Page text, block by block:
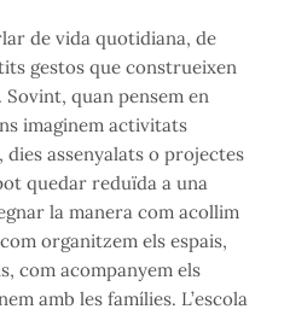
de vida quotidiana, de
gestos que construeixen
Sovint, quan pensem en
imaginem activitats
assenyalats o projectes
quedar reduïda a una
la manera com acollim
organitzem els espais,
com acompanyem els
amb les famílies. L’escola